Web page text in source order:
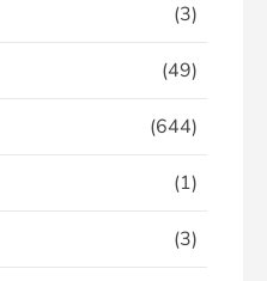
(3)
(49)
(644)
(1)
(3)